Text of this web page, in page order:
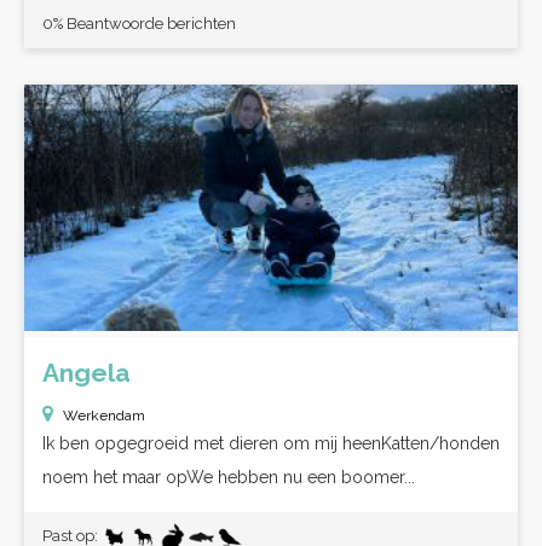
0% Beantwoorde berichten
Angela
Werkendam
Ik ben opgegroeid met dieren om mij heenKatten/honden
noem het maar opWe hebben nu een boomer...
Past op: